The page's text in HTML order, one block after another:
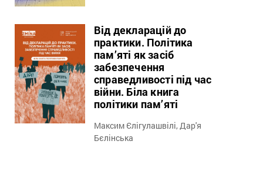
Від декларацій до
практики. Політика
пам’яті як засіб
забезпечення
справедливості під час
війни. Біла книга
політики пам’яті
Максим Єлігулашвілі, Дар'я
Бєлінська